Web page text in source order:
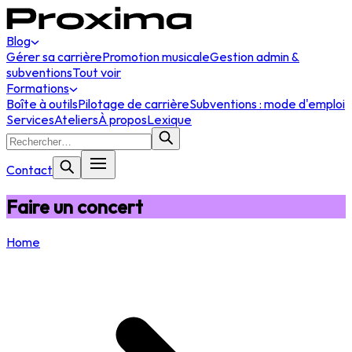
Blog
Gérer sa carrièrePromotion musicaleGestion admin &
subventionsTout voir
Formations
Boîte à outilsPilotage de carrièreSubventions : mode d'emploi
ServicesAteliersÀ proposLexique
Contact
Faire un concert
Home